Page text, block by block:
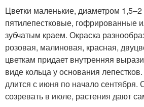
Цветки маленькие, диаметром 1,5–2
пятилепестковые, гофрированные
зубчатым краем. Окраска
розовая, малиновая, красная,
цветкам придает внутренняя
виде кольца у основания
длится с июня по начало
созревать в июле, растения дают